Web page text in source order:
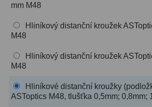
Doplňky
Filtry 182
Měsíční a Polarizační 23
Sluneční
mm M48
Hliníkový distanční kroužek
M48
Hliníkový distanční kroužek
M48
Hliníkové distanční kroužky
ASToptics M48, tlušťka 0,5mm; 0,8mm;